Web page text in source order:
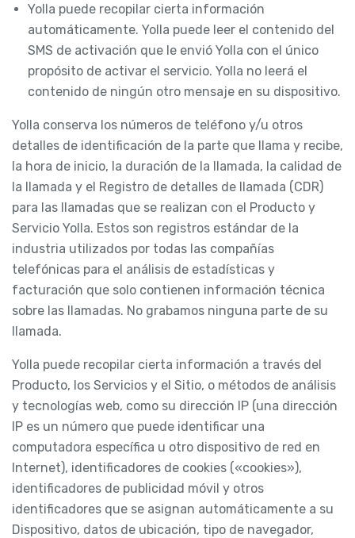
Yolla puede recopilar cierta información
automáticamente. Yolla puede leer el contenido del
SMS de activación que le envió Yolla con el único
propósito de activar el servicio. Yolla no leerá el
contenido de ningún otro mensaje en su dispositivo.
Yolla conserva los números de teléfono y/u otros
detalles de identificación de la parte que llama y recibe,
la hora de inicio, la duración de la llamada, la calidad de
la llamada y el Registro de detalles de llamada (CDR)
para las llamadas que se realizan con el Producto y
Servicio Yolla. Estos son registros estándar de la
industria utilizados por todas las compañías
telefónicas para el análisis de estadísticas y
facturación que solo contienen información técnica
sobre las llamadas. No grabamos ninguna parte de su
llamada.
Yolla puede recopilar cierta información a través del
Producto, los Servicios y el Sitio, o métodos de análisis
y tecnologías web, como su dirección IP (una dirección
IP es un número que puede identificar una
computadora específica u otro dispositivo de red en
Internet), identificadores de cookies («cookies»),
identificadores de publicidad móvil y otros
identificadores que se asignan automáticamente a su
Dispositivo, datos de ubicación, tipo de navegador,